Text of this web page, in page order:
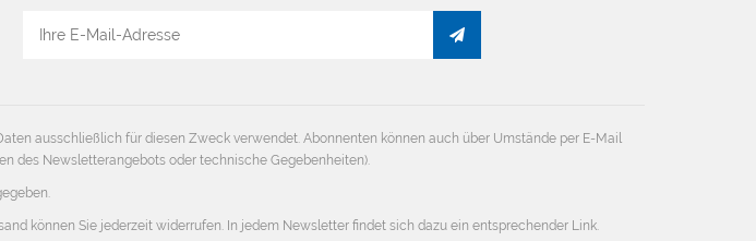
ausschließlich für diesen Zweck verwendet. Abonnenten können auch über Umstände per E-Mail
des Newsletterangebots oder technische Gegebenheiten).
können Sie jederzeit widerrufen. In jedem Newsletter findet sich dazu ein entsprechender Link.